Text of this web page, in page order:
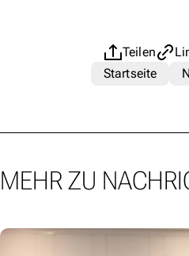
Teilen
Startseite
MEHR ZU